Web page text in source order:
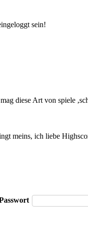
sein!
diese Art von spiele
meins, ich liebe